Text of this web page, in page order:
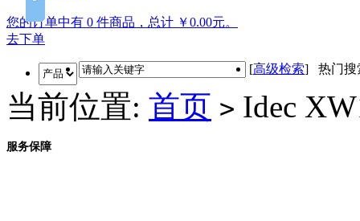
您的订单中有 0 件商品，总计 ￥0.00元。
去下单
[高级检索] 热门搜
当前位置: 首页 > Idec
服务保障